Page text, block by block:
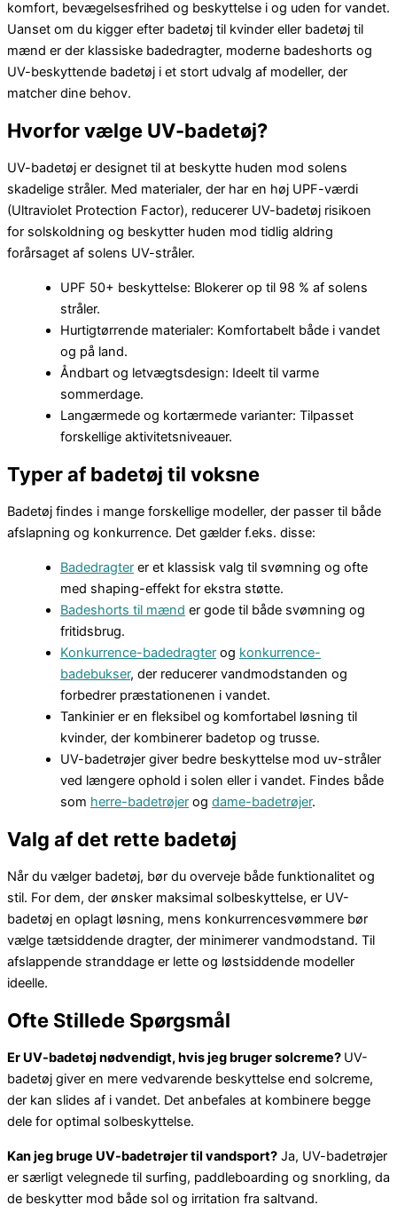
komfort, bevægelsesfrihed og beskyttelse i og uden for vandet.
Uanset om du kigger efter badetøj til kvinder eller badetøj til
mænd er der klassiske badedragter, moderne badeshorts og
UV-beskyttende badetøj i et stort udvalg af modeller, der
matcher dine behov.
Hvorfor vælge UV-badetøj?
UV-badetøj er designet til at beskytte huden mod solens
skadelige stråler. Med materialer, der har en høj UPF-værdi
(Ultraviolet Protection Factor), reducerer UV-badetøj risikoen
for solskoldning og beskytter huden mod tidlig aldring
forårsaget af solens UV-stråler.
UPF 50+ beskyttelse: Blokerer op til 98 % af solens
stråler.
Hurtigtørrende materialer: Komfortabelt både i vandet
og på land.
Åndbart og letvægtsdesign: Ideelt til varme
sommerdage.
Langærmede og kortærmede varianter: Tilpasset
forskellige aktivitetsniveauer.
Typer af badetøj til voksne
Badetøj findes i mange forskellige modeller, der passer til både
afslapning og konkurrence. Det gælder f.eks. disse:
Badedragter er et klassisk valg til svømning og ofte
med shaping-effekt for ekstra støtte.
Badeshorts til mænd er gode til både svømning og
fritidsbrug.
Konkurrence-badedragter og konkurrence-
badebukser, der reducerer vandmodstanden og
forbedrer præstationenen i vandet.
Tankinier er en fleksibel og komfortabel løsning til
kvinder, der kombinerer badetop og trusse.
UV-badetrøjer giver bedre beskyttelse mod uv-stråler
ved længere ophold i solen eller i vandet. Findes både
som herre-badetrøjer og dame-badetrøjer.
Valg af det rette badetøj
Når du vælger badetøj, bør du overveje både funktionalitet og
stil. For dem, der ønsker maksimal solbeskyttelse, er UV-
badetøj en oplagt løsning, mens konkurrencesvømmere bør
vælge tætsiddende dragter, der minimerer vandmodstand. Til
afslappende stranddage er lette og løstsiddende modeller
ideelle.
Ofte Stillede Spørgsmål
Er UV-badetøj nødvendigt, hvis jeg bruger solcreme? UV-
badetøj giver en mere vedvarende beskyttelse end solcreme,
der kan slides af i vandet. Det anbefales at kombinere begge
dele for optimal solbeskyttelse.
Kan jeg bruge UV-badetrøjer til vandsport? Ja, UV-badetrøjer
er særligt velegnede til surfing, paddleboarding og snorkling, da
de beskytter mod både sol og irritation fra saltvand.